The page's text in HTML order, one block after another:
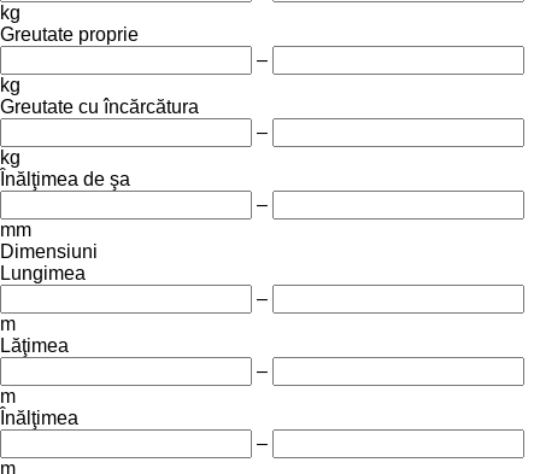
kg
Greutate proprie
–
kg
Greutate cu încărcătura
–
kg
Înălţimea de şa
–
mm
Dimensiuni
Lungimea
–
m
Lăţimea
–
m
Înălţimea
–
m